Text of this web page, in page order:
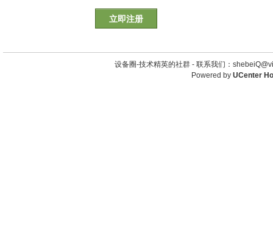
立即注册
设备圈-技术精英的社群 - 联系我们：
Powered by UCenter